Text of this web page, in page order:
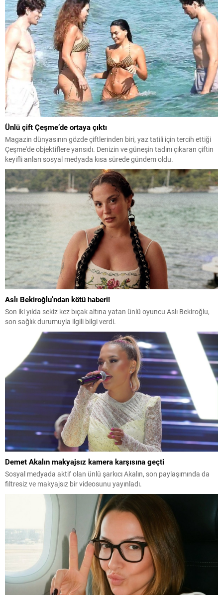
Ünlü çift Çeşme’de ortaya çıktı
Magazin dünyasının gözde çiftlerinden biri, yaz tatili için tercih ettiği
Çeşme'de objektiflere yansıdı. Denizin ve güneşin tadını çıkaran çiftin
keyifli anları sosyal medyada kısa sürede gündem oldu.
Aslı Bekiroğlu’ndan kötü haberi!
Son iki yılda sekiz kez bıçak altına yatan ünlü oyuncu Aslı Bekiroğlu,
son sağlık durumuyla ilgili bilgi verdi.
Demet Akalın makyajsız kamera karşısına geçti
Sosyal medyada aktif olan ünlü şarkıcı Akalın, son paylaşımında da
filtresiz ve makyajsız bir videosunu yayınladı.